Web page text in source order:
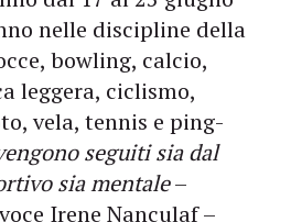
nelle discipline della
bowling, calcio,
leggera, ciclismo,
vela, tennis e ping-
seguiti sia dal
sia mentale–
Irene Nanculaf –